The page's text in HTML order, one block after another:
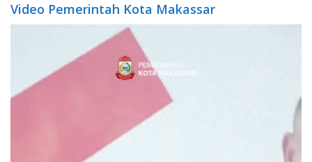
Video Pemerintah Kota Makassar